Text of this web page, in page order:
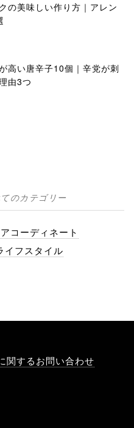
の美味しい作り方｜アレン
高い唐辛子10個｜辛党が刺
由3つ
のカテゴリー
コーディネート
イフスタイル
関するお問い合わせ